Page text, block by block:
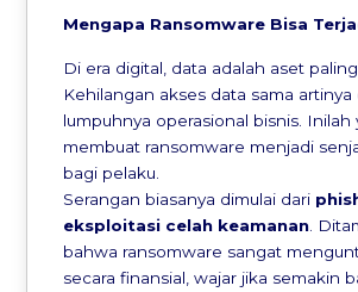
Mengapa Ransomware Bisa
Di era digital, data adalah aset
Kehilangan akses data sama
lumpuhnya operasional bisnis. Inilah
membuat ransomware menjadi
bagi pelaku.
Serangan biasanya dimulai dari
eksploitasi celah keamanan .
bahwa ransomware sangat
secara finansial, wajar jika semakin